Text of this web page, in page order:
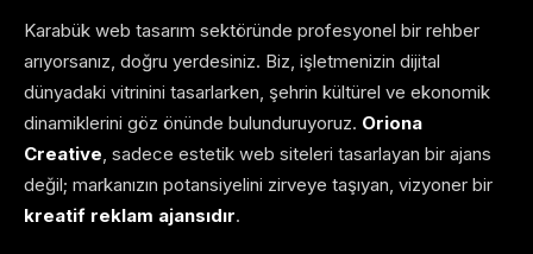
Karabük web tasarım sektöründe profesyonel bir rehber
arıyorsanız, doğru yerdesiniz. Biz, işletmenizin dijital
dünyadaki vitrinini tasarlarken, şehrin kültürel ve ekonomik
dinamiklerini göz önünde bulunduruyoruz. Oriona
Creative, sadece estetik web siteleri tasarlayan bir ajans
değil; markanızın potansiyelini zirveye taşıyan, vizyoner bir
kreatif reklam ajansıdır.